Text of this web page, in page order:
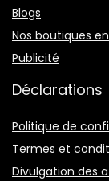
Blogs
Nos boutiques
Publicité
Déclarations
Politique de
Termes et
Divulgation des